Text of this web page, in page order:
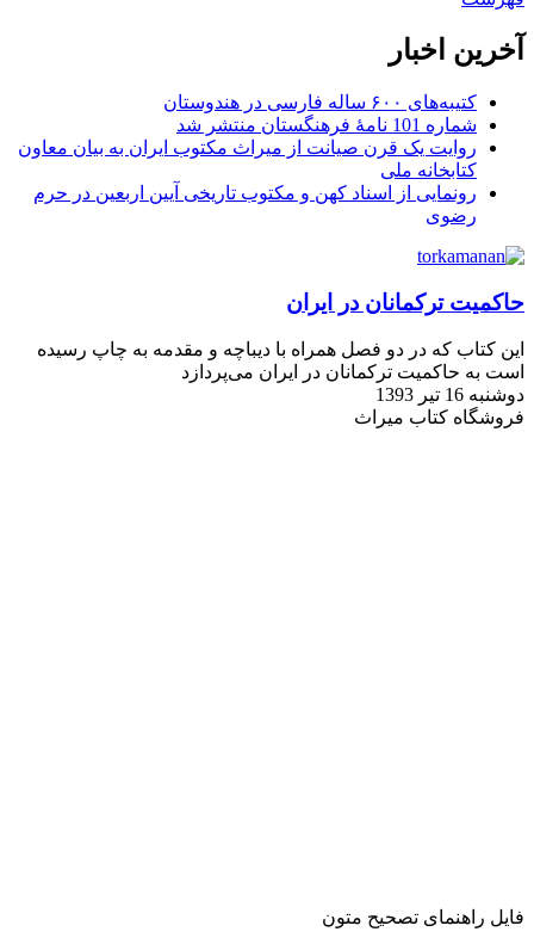
آخرین اخبار
کتیبه‌های ۶۰۰ ساله فارسی در هندوستان
شماره 101 نامۀ فرهنگستان منتشر شد
روایت یک قرن صیانت از میراث مکتوب ایران به بیان معاون
کتابخانه ملی
رونمایی از اسناد کهن و مکتوب تاریخی آیین اربعین در حرم
رضوی
حاکمیت ترکمانان در ایران
این کتاب که در دو فصل همراه با دیباچه و مقدمه به چاپ رسیده
است به حاکمیت ترکمانان در ایران می‌­پردازد
دوشنبه 16 تیر 1393
فروشگاه کتاب میراث
فایل راهنمای تصحیح متون